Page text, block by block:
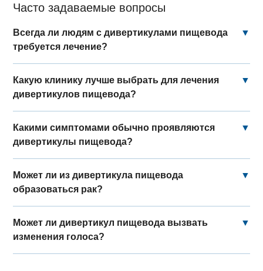
Часто задаваемые вопросы
Всегда ли людям с дивертикулами пищевода
требуется лечение?
▼
Какую клинику лучше выбрать для лечения
дивертикулов пищевода?
▼
Какими симптомами обычно проявляются
дивертикулы пищевода?
▼
Может ли из дивертикула пищевода
образоваться рак?
▼
Может ли дивертикул пищевода вызвать
изменения голоса?
▼